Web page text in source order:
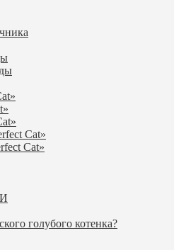
Cat»
Cat»
голубого котенка?